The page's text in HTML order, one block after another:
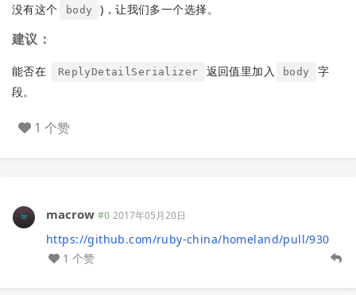
没有这个
body )，让我们多一个选择。
建议：
能否在 ReplyDetailSerializer 返回值里加入 body
字
段。
1 个赞
macrow #0 2017年05月20日
https://github.com/ruby-china/homeland/pull/930
1 个赞